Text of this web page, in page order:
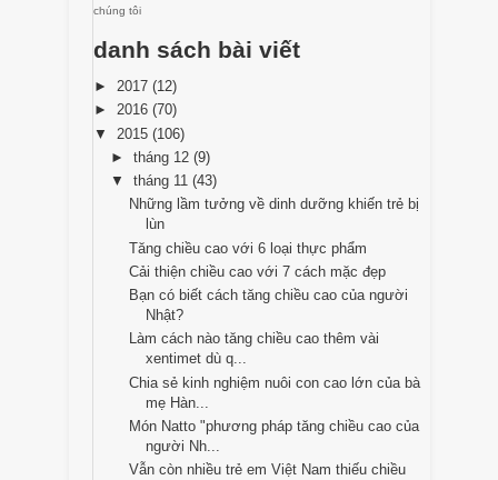
chúng tôi
danh sách bài viết
► 2017 (12)
► 2016 (70)
▼ 2015 (106)
►tháng 12(9)
▼tháng 11(43)
Những lầm tưởng về dinh dưỡng khiến trẻ bị
lùn
Tăng chiều cao với 6 loại thực phẩm
Cải thiện chiều cao với 7 cách mặc đẹp
Bạn có biết cách tăng chiều cao của người
Nhật?
Làm cách nào tăng chiều cao thêm vài
xentimet dù q...
Chia sẻ kinh nghiệm nuôi con cao lớn của bà
mẹ Hàn...
Món Natto "phương pháp tăng chiều cao của
người Nh...
Vẫn còn nhiều trẻ em Việt Nam thiếu chiều